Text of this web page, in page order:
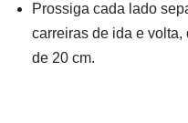
Prossiga cada lado
carreiras de ida e
de 20 cm.